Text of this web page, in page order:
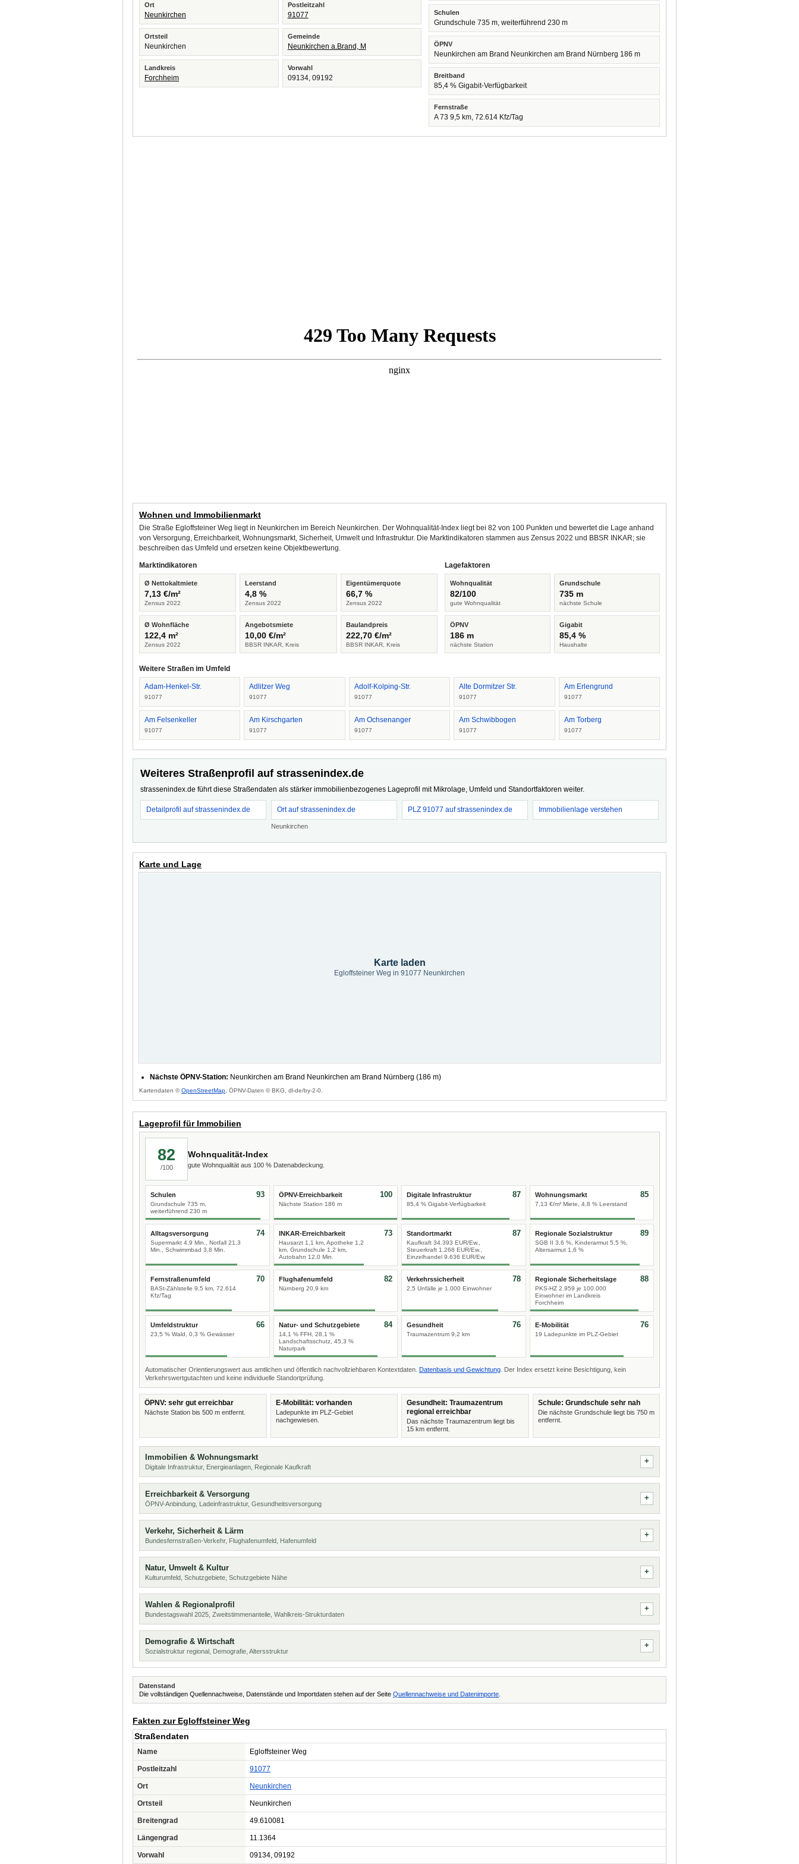
Ort
Neunkirchen
Postleitzahl
91077
Ortsteil
Neunkirchen
Gemeinde
Neunkirchen a.Brand, M
Landkreis
Forchheim
Vorwahl
09134, 09192
Schulen
Grundschule 735 m, weiterführend 230 m
ÖPNV
Neunkirchen am Brand Neunkirchen am Brand Nürnberg 186 m
Breitband
85,4 % Gigabit-Verfügbarkeit
Fernstraße
A 73 9,5 km, 72.614 Kfz/Tag
Wohnen und Immobilienmarkt
Die Straße Egloffsteiner Weg liegt in Neunkirchen im Bereich Neunkirchen. Der Wohnqualität-Index liegt bei 82 von 100 Punkten und bewertet die Lage anhand
von Versorgung, Erreichbarkeit, Wohnungsmarkt, Sicherheit, Umwelt und Infrastruktur. Die Marktindikatoren stammen aus Zensus 2022 und BBSR INKAR; sie
beschreiben das Umfeld und ersetzen keine Objektbewertung.
Marktindikatoren
Ø Nettokaltmiete
7,13 €/m²
Zensus 2022
Leerstand
4,8 %
Zensus 2022
Eigentümerquote
66,7 %
Zensus 2022
Ø Wohnfläche
122,4 m²
Zensus 2022
Angebotsmiete
10,00 €/m²
BBSR INKAR, Kreis
Baulandpreis
222,70 €/m²
BBSR INKAR, Kreis
Lagefaktoren
Wohnqualität
82/100
gute Wohnqualität
Grundschule
735 m
nächste Schule
ÖPNV
186 m
nächste Station
Gigabit
85,4 %
Haushalte
Weitere Straßen im Umfeld
Adam-Henkel-Str.
91077
Adlitzer Weg
91077
Adolf-Kolping-Str.
91077
Alte Dormitzer Str.
91077
Am Erlengrund
91077
Am Felsenkeller
91077
Am Kirschgarten
91077
Am Ochsenanger
91077
Am Schwibbogen
91077
Am Torberg
91077
Weiteres Straßenprofil auf strassenindex.de
strassenindex.de führt diese Straßendaten als stärker immobilienbezogenes Lageprofil mit Mikrolage, Umfeld und Standortfaktoren weiter.
Detailprofil auf strassenindex.de Ort auf strassenindex.de
Neunkirchen
PLZ 91077 auf strassenindex.de Immobilienlage verstehen
Karte und Lage
Karte laden
Egloffsteiner Weg in 91077 Neunkirchen
Nächste ÖPNV-Station: Neunkirchen am Brand Neunkirchen am Brand Nürnberg (186 m)
Kartendaten ©OpenStreetMap , ÖPNV-Daten © BKG, dl-de/by-2-0.
Lageprofil für Immobilien
82
/100
Wohnqualität-Index
gute Wohnqualität aus 100 % Datenabdeckung.
Schulen
Grundschule 735 m,
weiterführend 230 m
93 ÖPNV-Erreichbarkeit
Nächste Station 186 m
100 Digitale Infrastruktur
85,4 % Gigabit-Verfügbarkeit
87 Wohnungsmarkt
7,13 €/m² Miete, 4,8 % Leerstand
85
Alltagsversorgung
Supermarkt 4,9 Min., Notfall 21,3
Min., Schwimmbad 3,8 Min.
74 INKAR-Erreichbarkeit
Hausarzt 1,1 km, Apotheke 1,2
km, Grundschule 1,2 km,
Autobahn 12,0 Min.
73 Standortmarkt
Kaufkraft 34.393 EUR/Ew.,
Steuerkraft 1.268 EUR/Ew.,
Einzelhandel 9.636 EUR/Ew.
87 Regionale Sozialstruktur
SGB II 3,6 %, Kinderarmut 5,5 %,
Altersarmut 1,6 %
89
Fernstraßenumfeld
BASt-Zählstelle 9,5 km, 72.614
Kfz/Tag
70 Flughafenumfeld
Nürnberg 20,9 km
82 Verkehrssicherheit
2,5 Unfälle je 1.000 Einwohner
78 Regionale Sicherheitslage
PKS-HZ 2.959 je 100.000
Einwohner im Landkreis
Forchheim
88
Umfeldstruktur
23,5 % Wald, 0,3 % Gewässer
66 Natur- und Schutzgebiete
14,1 % FFH, 28,1 %
Landschaftsschutz, 45,3 %
Naturpark
84 Gesundheit
Traumazentrum 9,2 km
76 E-Mobilität
19 Ladepunkte im PLZ-Gebiet
76
Automatischer Orientierungswert aus amtlichen und öffentlich nachvollziehbaren Kontextdaten. Datenbasis und Gewichtung . Der Index ersetzt keine Besichtigung, kein
Verkehrswertgutachten und keine individuelle Standortprüfung.
ÖPNV: sehr gut erreichbar
Nächste Station bis 500 m entfernt.
E-Mobilität: vorhanden
Ladepunkte im PLZ-Gebiet
nachgewiesen.
Gesundheit: Traumazentrum
regional erreichbar
Das nächste Traumazentrum liegt bis
15 km entfernt.
Schule: Grundschule sehr nah
Die nächste Grundschule liegt bis 750 m
entfernt.
Immobilien & Wohnungsmarkt
Digitale Infrastruktur, Energieanlagen, Regionale Kaufkraft
Erreichbarkeit & Versorgung
ÖPNV-Anbindung, Ladeinfrastruktur, Gesundheitsversorgung
Verkehr, Sicherheit & Lärm
Bundesfernstraßen-Verkehr, Flughafenumfeld, Hafenumfeld
Natur, Umwelt & Kultur
Kulturumfeld, Schutzgebiete, Schutzgebiete Nähe
Wahlen & Regionalprofil
Bundestagswahl 2025, Zweitstimmenanteile, Wahlkreis-Strukturdaten
Demografie & Wirtschaft
Sozialstruktur regional, Demografie, Altersstruktur
Datenstand
Die vollständigen Quellennachweise, Datenstände und Importdaten stehen auf der Seite Quellennachweise und Datenimporte
Fakten zur Egloffsteiner Weg
Straßendaten
Name Egloffsteiner Weg
Postleitzahl 91077
Ort Neunkirchen
Ortsteil Neunkirchen
Breitengrad 49.610081
Längengrad 11.1364
Vorwahl 09134, 09192